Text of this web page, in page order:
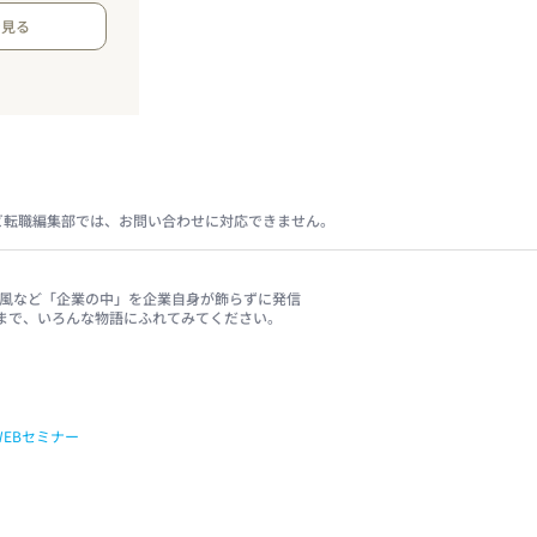
る
職編集部では、お問い合わせに対応できません。
など「企業の中」を企業自身が飾らずに発信
、いろんな物語にふれてみてください。
セミナー